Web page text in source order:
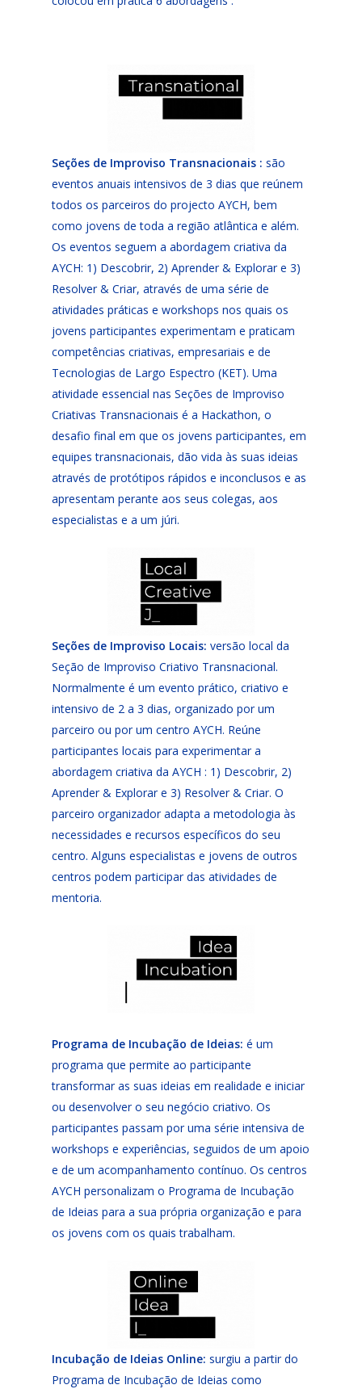
Seções de Improviso Transnacionais : são
eventos anuais intensivos de 3 dias que reúnem
todos os parceiros do projecto AYCH, bem
como jovens de toda a região atlântica e além.
Os eventos seguem a abordagem criativa da
AYCH: 1) Descobrir, 2) Aprender & Explorar e 3)
Resolver & Criar, através de uma série de
atividades práticas e workshops nos quais os
jovens participantes experimentam e praticam
competências criativas, empresariais e de
Tecnologias de Largo Espectro (KET). Uma
atividade essencial nas Seções de Improviso
Criativas Transnacionais é a Hackathon, o
desafio final em que os jovens participantes, em
equipes transnacionais, dão vida às suas ideias
através de protótipos rápidos e inconclusos e as
apresentam perante aos seus colegas, aos
especialistas e a um júri.
Seções de Improviso Locais: versão local da
Seção de Improviso Criativo Transnacional.
Normalmente é um evento prático, criativo e
intensivo de 2 a 3 dias, organizado por um
parceiro ou por um centro AYCH. Reúne
participantes locais para experimentar a
abordagem criativa da AYCH : 1) Descobrir, 2)
Aprender & Explorar e 3) Resolver & Criar. O
parceiro organizador adapta a metodologia às
necessidades e recursos específicos do seu
centro. Alguns especialistas e jovens de outros
centros podem participar das atividades de
mentoria.
Programa de Incubação de Ideias: é um
programa que permite ao participante
transformar as suas ideias em realidade e iniciar
ou desenvolver o seu negócio criativo. Os
participantes passam por uma série intensiva de
workshops e experiências, seguidos de um apoio
e de um acompanhamento contínuo. Os centros
AYCH personalizam o Programa de Incubação
de Ideias para a sua própria organização e para
os jovens com os quais trabalham.
Incubação de Ideias Online: surgiu a partir do
Programa de Incubação de Ideias como